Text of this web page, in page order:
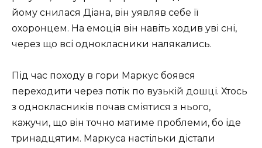
йому снилася Діана, він уявляв себе її
охоронцем. На емоція він навіть ходив уві сні,
через що всі однокласники налякались.
Під час походу в гори Маркус боявся
переходити через потік по вузькій дошці. Хтось
з однокласників почав сміятися з нього,
кажучи, що він точно матиме проблеми, бо іде
тринадцятим. Маркуса настільки дістали